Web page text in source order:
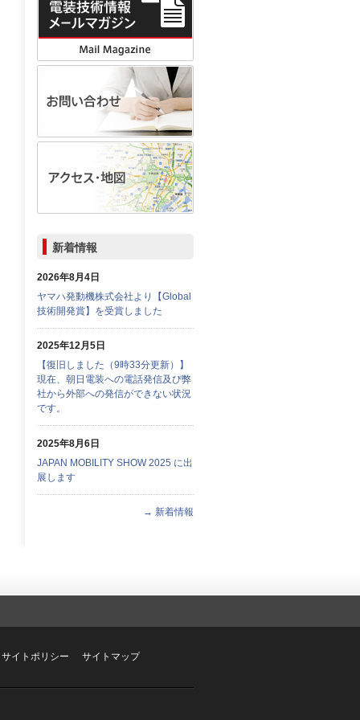
新着情報
2026年8月4日
ヤマハ発動機株式会社より【Global
技術開発賞】を受賞しました
2025年12月5日
【復旧しました（9時33分更新）】
現在、朝日電装への電話発信及び弊
社から外部への発信ができない状況
です。
2025年8月6日
JAPAN MOBILITY SHOW 2025 に出
展します
→ 新着情報
サイトポリシー サイトマップ